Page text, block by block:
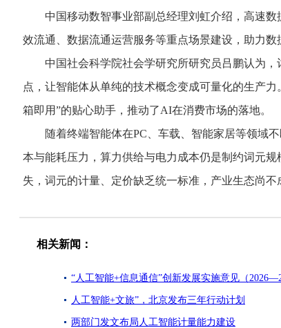
中国移动数智事业部副总经理刘虹介绍，高速数
效流通、数据流通运营服务等重点场景建设，助力数
中国社会科学院社会学研究所研究员吕鹏认为，
点，让智能体从单纯的技术概念变成可量化的生产
箱即用”的贴心助手，推动了AI在消费市场的落地。
随着终端智能体在PC、车载、智能家居等领域不
本与能耗压力，算力供给与电力成本仍是制约词元
失，词元的计量、定价缺乏统一标准，产业生态尚
相关新闻：
“人工智能+信息通信”创新发展实施意见（
人工智能+文旅”，北京发布三年行动计划
两部门发文布局人工智能计量能力建设